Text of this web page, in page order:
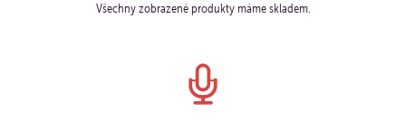
Všechny zobrazené produkty máme skladem.